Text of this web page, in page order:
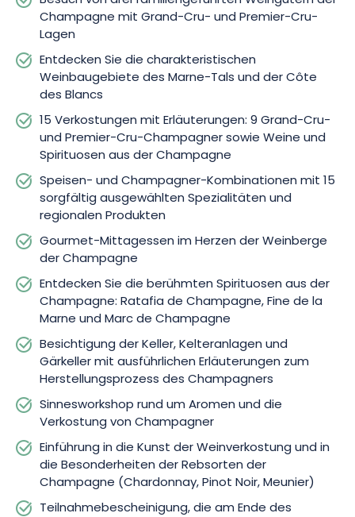
Champagne mit Grand-Cru- und Premier-Cru-
Lagen
Entdecken Sie die charakteristischen
Weinbaugebiete des Marne-Tals und der Côte
des Blancs
15 Verkostungen mit Erläuterungen: 9 Grand-Cru-
und Premier-Cru-Champagner sowie Weine und
Spirituosen aus der Champagne
Speisen- und Champagner-Kombinationen mit 15
sorgfältig ausgewählten Spezialitäten und
regionalen Produkten
Gourmet-Mittagessen im Herzen der Weinberge
der Champagne
Entdecken Sie die berühmten Spirituosen aus der
Champagne: Ratafia de Champagne, Fine de la
Marne und Marc de Champagne
Besichtigung der Keller, Kelteranlagen und
Gärkeller mit ausführlichen Erläuterungen zum
Herstellungsprozess des Champagners
Sinnesworkshop rund um Aromen und die
Verkostung von Champagner
Einführung in die Kunst der Weinverkostung und in
die Besonderheiten der Rebsorten der
Champagne (Chardonnay, Pinot Noir, Meunier)
Teilnahmebescheinigung, die am Ende des